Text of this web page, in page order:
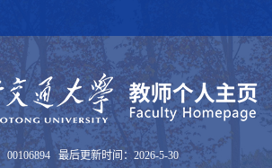
00106894 最后更新时间： 2026-5-30